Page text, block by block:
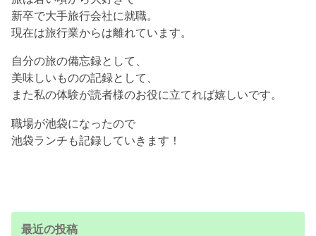
新卒で大手旅行会社に就職。
現在は旅行業からは離れています。
自分の旅の備忘録として、
美味しいものの記録として、
また私の体験が読者様のお役に立てれば嬉しいです。
職場が池袋になったので
池袋ランチも記録していきます！
最近の投稿